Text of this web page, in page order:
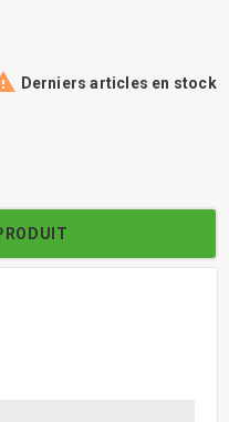
Derniers articles en stock